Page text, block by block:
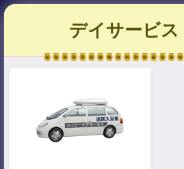
デイサービス